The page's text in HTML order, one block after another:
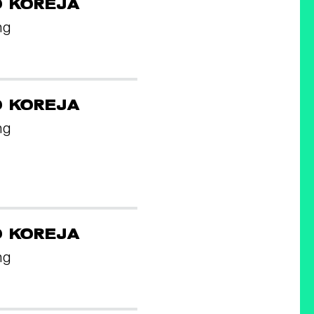
KOREJA
KOREJA